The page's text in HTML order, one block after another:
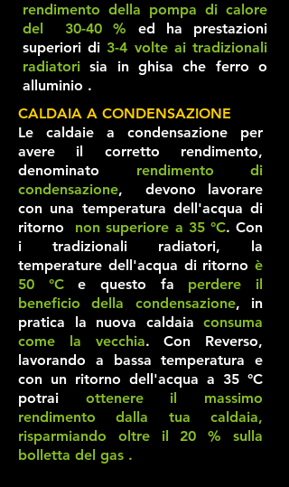
rendimento della pompa di calore
del 30-40 % ed ha prestazioni
superiori di 3-4 volte ai tradizionali
radiatori sia in ghisa che ferro o
alluminio .
CALDAIA A CONDENSAZIONE
Le caldaie a condensazione per
avere il corretto rendimento,
denominato rendimento di
condensazione, devono lavorare
con una temperatura dell'acqua di
ritorno non superiore a 35 °C. Con
i tradizionali radiatori, la
temperature dell'acqua di ritorno è
50 °Ce questo fa perdere il
beneficio della condensazione, in
pratica la nuova caldaia consuma
come la vecchia. Con Reverso,
lavorando a bassa temperatura e
con un ritorno dell'acqua a 35 °C
potrai ottenere il massimo
rendimento dalla tua caldaia,
risparmiando oltre il 20 % sulla
bolletta del gas .